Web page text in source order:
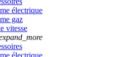
électrique
gaz
vitesse
électrique